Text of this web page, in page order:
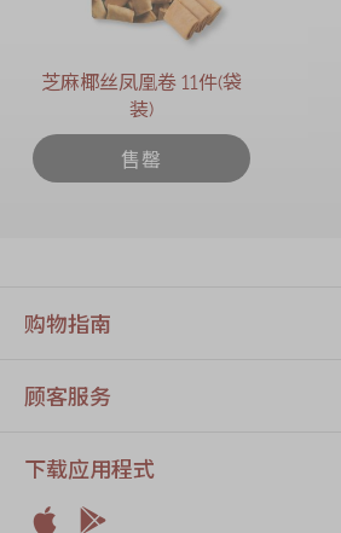
芝麻椰丝凤凰卷 11件(袋
装)
售罄
购物指南
顾客服务
下载应用程式

